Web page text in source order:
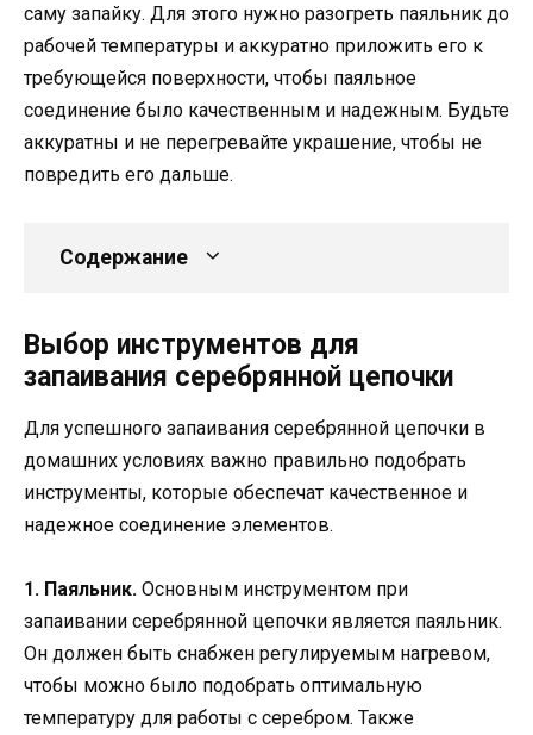
саму запайку. Для этого нужно разогреть паяльник до
рабочей температуры и аккуратно приложить его к
требующейся поверхности, чтобы паяльное
соединение было качественным и надежным. Будьте
аккуратны и не перегревайте украшение, чтобы не
повредить его дальше.
Содержание
Выбор инструментов для
запаивания серебрянной цепочки
Для успешного запаивания серебрянной цепочки в
домашних условиях важно правильно подобрать
инструменты, которые обеспечат качественное и
надежное соединение элементов.
1. Паяльник. Основным инструментом при
запаивании серебрянной цепочки является паяльник.
Он должен быть снабжен регулируемым нагревом,
чтобы можно было подобрать оптимальную
температуру для работы с серебром. Также